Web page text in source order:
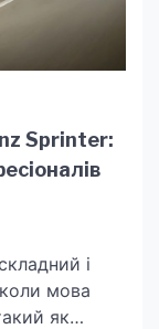
Sprinter:
і
мова
як